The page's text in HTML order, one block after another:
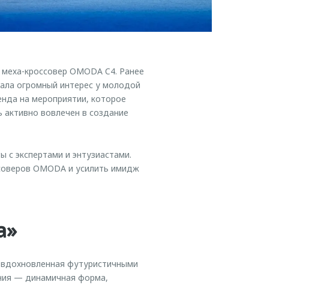
кроссовер OMODA C4. Ранее
огромный интерес у молодой
на мероприятии, которое
вовлечен в создание
экспертами и энтузиастами.
OMODA и усилить имидж
футуристичными
— динамичная форма,